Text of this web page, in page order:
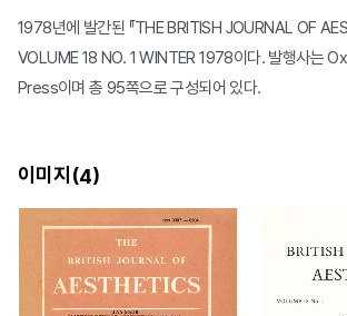
1978년에 발간된 『THE BRITISH JOURNAL OF
VOLUME 18 NO. 1 WINTER 1978이다. 발행사는
Press이며 총 95쪽으로 구성되어 있다.
이미지(4)